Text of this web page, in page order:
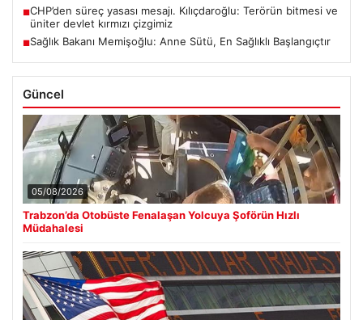
■CHP’den süreç yasası mesajı. Kılıçdaroğlu: Terörün bitmesi ve
üniter devlet kırmızı çizgimiz
■Sağlık Bakanı Memişoğlu: Anne Sütü, En Sağlıklı Başlangıçtır
Güncel
05/08/2026
Trabzon’da Otobüste Fenalaşan Yolcuya Şoförün Hızlı
Müdahalesi